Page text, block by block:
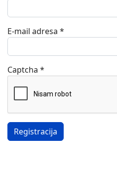
E-mail adresa *
Captcha *
Registracija